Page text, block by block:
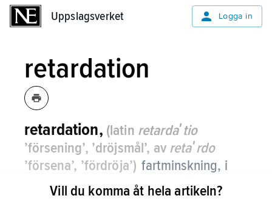
Uppslagsverket Logga in
retardation
retardation, (latin retardaʹtio
’försening’, ’dröjsmål’, av retaʹrdo
’försena’, ’fördröja’) fartminskning, i
allmänt språkbruk motsatsen till
acceleration.
Vill du komma åt hela artikeln?